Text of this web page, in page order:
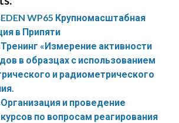
EDEN WP65 Крупномасштабная
в Припяти
Тренинг «Измерение активности
в образцах с использованием
и радиометрического
Организация и проведение
по вопросам реагирования